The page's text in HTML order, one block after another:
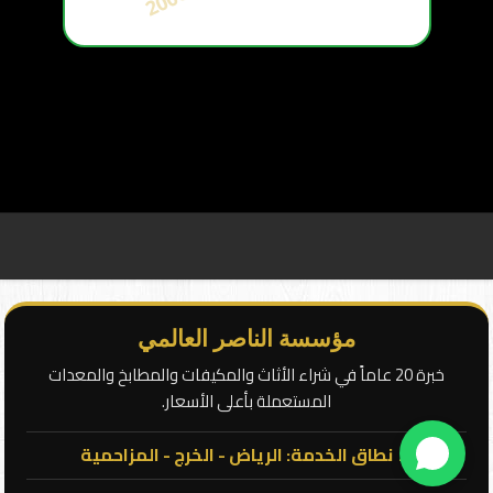
مؤسسة الناصر العالمي
خبرة 20 عاماً في شراء الأثاث والمكيفات والمطابخ والمعدات
المستعملة بأعلى الأسعار.
📍 نطاق الخدمة: الرياض - الخرج - المزاحمية